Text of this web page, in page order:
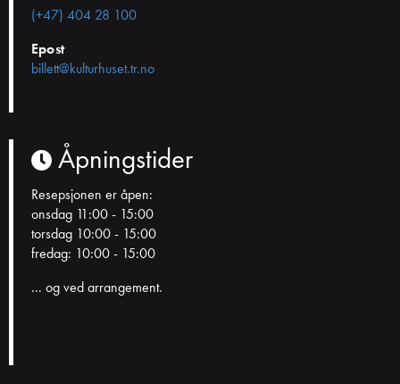
(+47) 404 28 100
Epost
billett@kulturhuset.tr.no
Åpningstider
Resepsjonen er åpen:
onsdag 11:00 - 15:00
torsdag 10:00 - 15:00
fredag: 10:00 - 15:00
... og ved arrangement.